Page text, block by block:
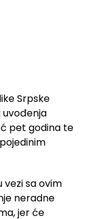
Srpske
uvođenja
pet godina te
vezi sa ovim
neradne
jer će